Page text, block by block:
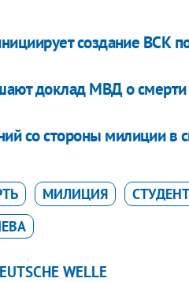
создание ВСК
доклад МВД о смерти
со стороны милиции в
МИЛИЦИЯ
WELLE